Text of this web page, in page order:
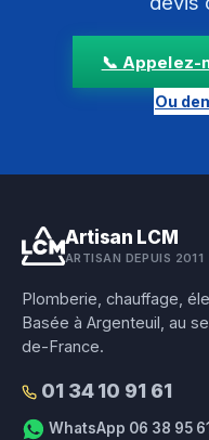
📞 Appelez-
Ou
Artisan LCM
ARTISAN DEPUIS 2011
Plomberie, chauffage,
Basée à Argenteuil, au
de-France.
01 34 10 91 61
WhatsApp 06 38 95